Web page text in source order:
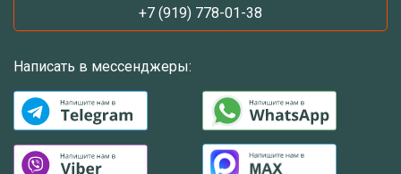
+7 (919) 778-01-38
Написать в мессенджеры: